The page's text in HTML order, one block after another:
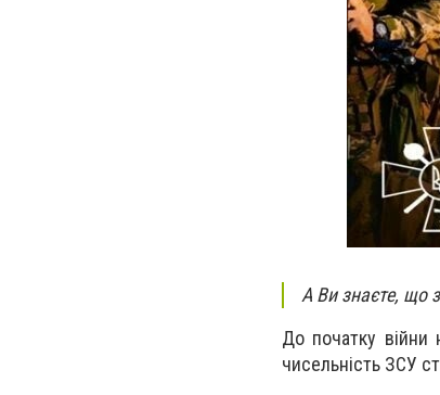
А Ви знаєте, що
До початку війни
чисельність ЗСУ